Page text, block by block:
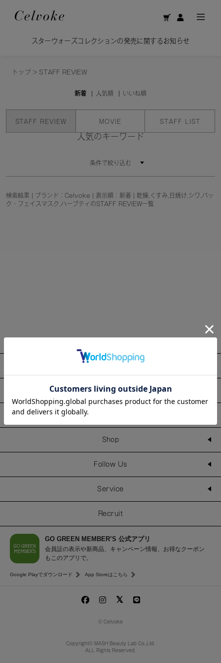
スターウォーズコレクションの発売に関するお知らせ
トップ > STAFF REVIEW
新着 人気順 いいね順
STAFF REVIEW MOVIE STAFF LIST
人気のキーワード
条件で絞り込む
検索結果 | ブランド：Celvoke | 表示順：新着 | 乾燥,くすみ,日焼け,シワ,パッ
ク・フェイスマスク,ハーブティのSTAFF REVIEW一覧
Information
Shop
Follow Us
Service
Recruit
GO GREEN MEMBER’S 公式アプリ
会員証の表示や新商品、キャンペーン情報、お得なクーポン
もこのアプリで。
Google Playでダウンロード App Storeはこちら
© Celvoke
Copyright© MASH Beauty Lab Co.,Ltd.
ALL Rights Reserved.